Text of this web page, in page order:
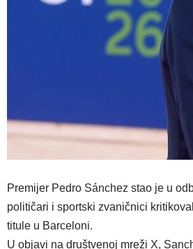
Premijer Pedro Sánchez stao je u
političari i sportski zvaničnici
titule u Barceloni.
U objavi na društvenoj mreži X,